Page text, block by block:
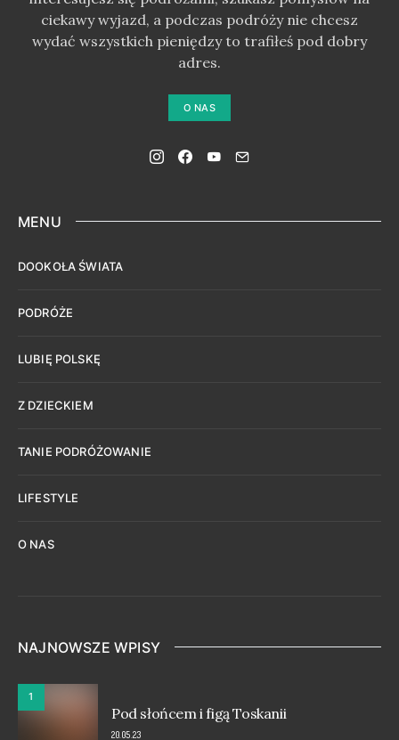
ciekawy wyjazd, a podczas podróży nie chcesz
wydać wszystkich pieniędzy to trafiłeś pod dobry
adres.
O NAS
MENU
DOOKOŁA ŚWIATA
PODRÓŻE
LUBIĘ POLSKĘ
Z DZIECKIEM
TANIE PODRÓŻOWANIE
LIFESTYLE
O NAS
NAJNOWSZE WPISY
1
Pod słońcem i figą Toskanii
20.05.23